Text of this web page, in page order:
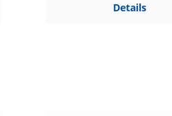
Details